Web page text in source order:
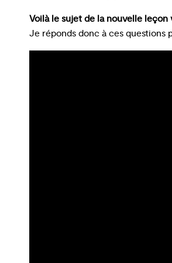
Voilà le sujet de la nouvelle leçon
Je réponds donc à ces questions